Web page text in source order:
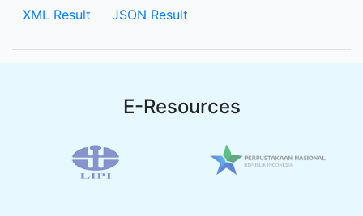
XML Result JSON Result
E-Resources